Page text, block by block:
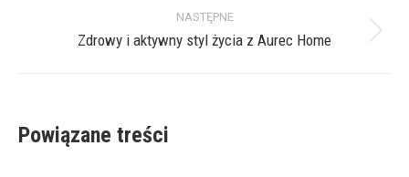
NASTĘPNE
Następny
Zdrowy i aktywny styl życia z Aurec Home
Powiązane treści